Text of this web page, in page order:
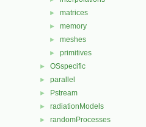
► matrices
► memory
► meshes
► primitives
► OSspecific
► parallel
► Pstream
► radiationModels
► randomProcesses